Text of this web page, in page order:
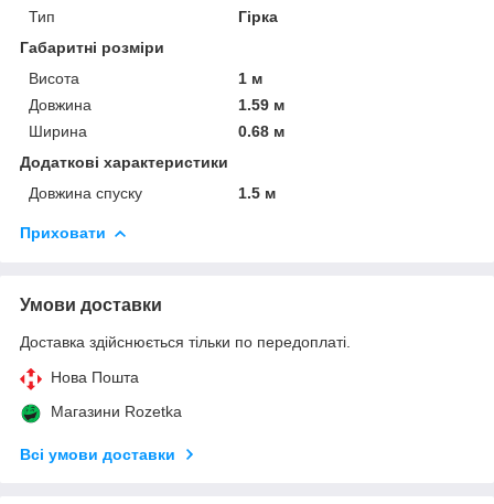
Тип
Гірка
Габаритні розміри
Висота
1 м
Довжина
1.59 м
Ширина
0.68 м
Додаткові характеристики
Довжина спуску
1.5 м
Приховати
Умови доставки
Доставка здійснюється тільки по передоплаті.
Нова Пошта
Магазини Rozetka
Всі умови доставки